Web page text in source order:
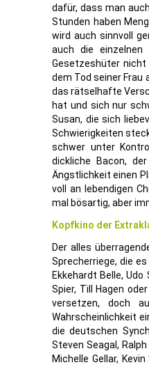
dafür, dass man
Stunden haben
wird auch sinnvoll
auch die
Gesetzeshüter nicht
dem Tod seiner Frau
das rätselhafte
hat und sich nur
Susan, die sich
Schwierigkeiten
schwer unter
dickliche Bacon,
Ängstlichkeit einen
voll an lebendigen
mal bösartig, aber
Kopfkino der
Der alles
Sprecherriege, die
Ekkehardt Belle,
Spier, Till Hagen
versetzen, doch
Wahrscheinlichkeit
die deutschen
Steven Seagal,
Michelle Gellar,